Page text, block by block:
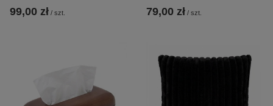
99,00 zł / szt. 79,00 zł / szt.